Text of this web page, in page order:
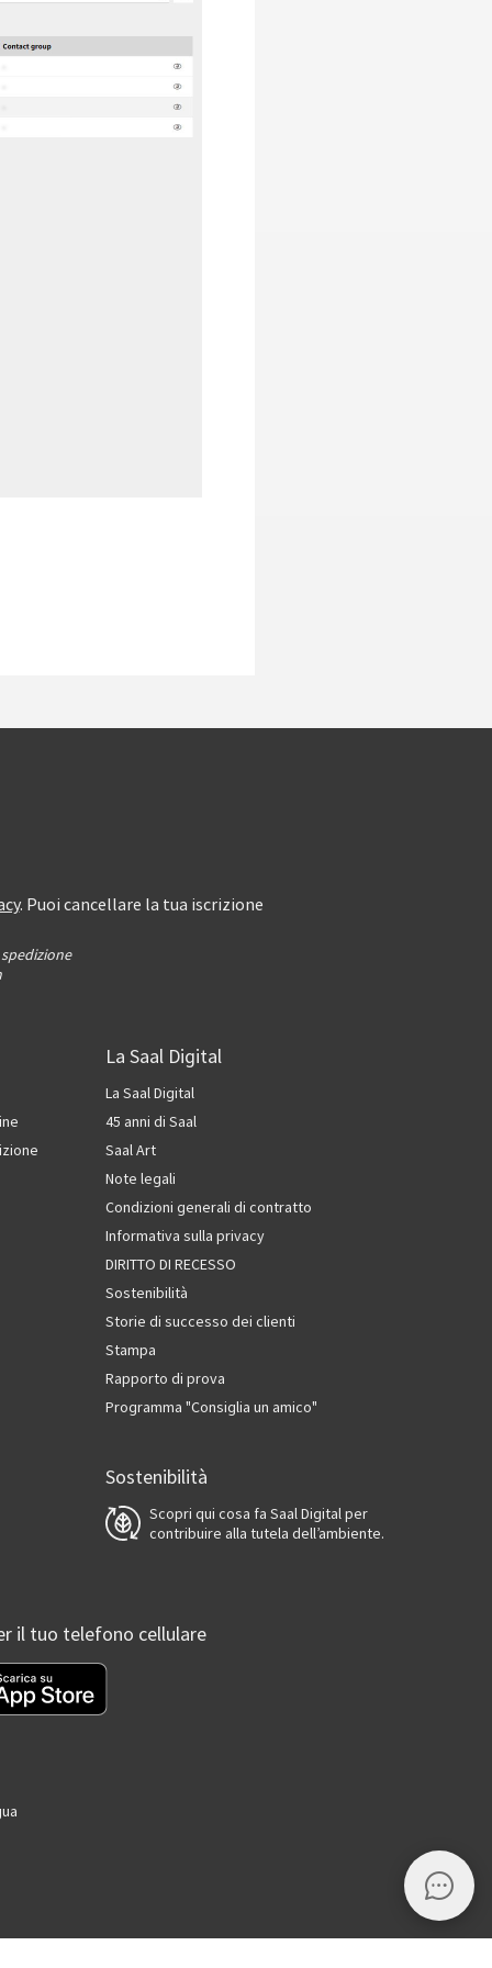
. Puoi cancellare la tua iscrizione
La Saal Digital
La Saal Digital
45 anni di Saal
Saal Art
Note legali
Condizioni generali di contratto
Informativa sulla privacy
DIRITTO DI RECESSO
Sostenibilità
Storie di successo dei clienti
Stampa
Rapporto di prova
Programma "Consiglia un amico"
Sostenibilità
Scopri qui cosa fa Saal Digital per
contribuire alla tutela dell’ambiente.
il tuo telefono cellulare